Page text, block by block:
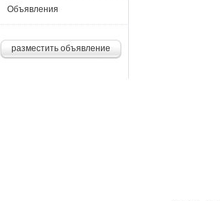
Объявления
разместить объявление